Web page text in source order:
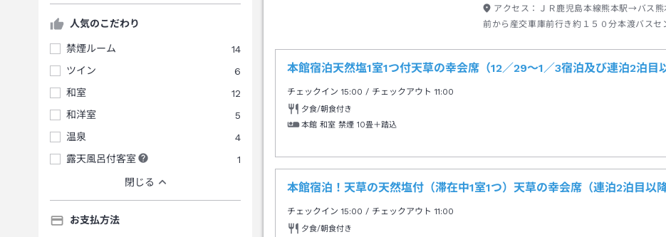
人気のこだわり
禁煙ルーム
14
ツイン
6
和室
12
和洋室
5
温泉
4
露天風呂付客室
1
閉じる
お支払方法
アクセス：
ＪＲ鹿児島本線熊本駅→バス熊
前から産交車庫前行き約１５０分本渡バスセ
本館宿泊天然塩1室1つ付天草の幸会席（12／29～1／3宿泊及び連泊2泊目
チェックイン15:00 / チェックアウト 11:00
夕食/朝食付き
本館 和室 禁煙 10畳＋踏込
本館宿泊！天草の天然塩付（滞在中1室1つ）天草の幸会席（連泊2泊目以
チェックイン15:00 / チェックアウト 11:00
夕食/朝食付き